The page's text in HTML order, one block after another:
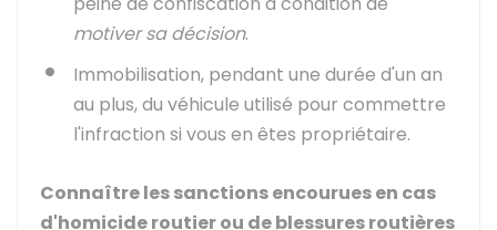
motiver sa décision.
Immobilisation, pendant une durée d'un an
au plus, du véhicule utilisé pour commettre
l'infraction si vous en êtes propriétaire.
Connaître les sanctions encourues en cas
d'homicide routier ou de blessures routières